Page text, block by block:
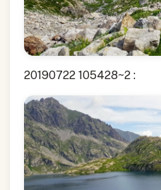
20190722 105428~2 :